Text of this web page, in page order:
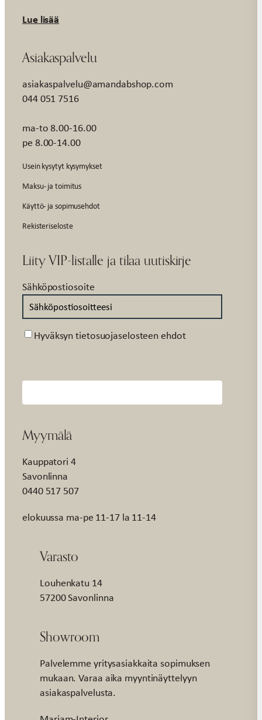
Lue lisää
Asiakaspalvelu
asiakaspalvelu@amandabshop.com
044 051 7516
ma-to 8.00-16.00
pe 8.00-14.00
Usein kysytyt kysymykset
Maksu- ja toimitus
Käyttö- ja sopimusehdot
Rekisteriseloste
Liity VIP-listalle ja tilaa uutiskirje
Sähköpostiosoite
Suostumus
Hyväksyn tietosuojaselosteen ehdot
Myymälä
Kauppatori 4
Savonlinna
0440 517 507
elokuussa ma-pe 11-17 la 11-14
Varasto
Louhenkatu 14
57200 Savonlinna
Showroom
Palvelemme yritysasiakkaita sopimuksen
mukaan. Varaa aika myyntinäyttelyyn
asiakaspalvelusta.